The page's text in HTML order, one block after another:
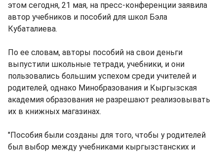
этом сегодня, 21 мая, на пресс-конференции заявила
автор учебников и пособий для школ Бэла
Кубаталиева.
По ее словам, авторы пособий на свои деньги
выпустили школьные тетради, учебники, и они
пользовались большим успехом среди учителей и
родителей, однако Минобразования и Кыргызская
академия образования не разрешают реализовывать
их в книжных магазинах.
"Пособия были созданы для того, чтобы у родителей
был выбор между учебниками кыргызстанских и